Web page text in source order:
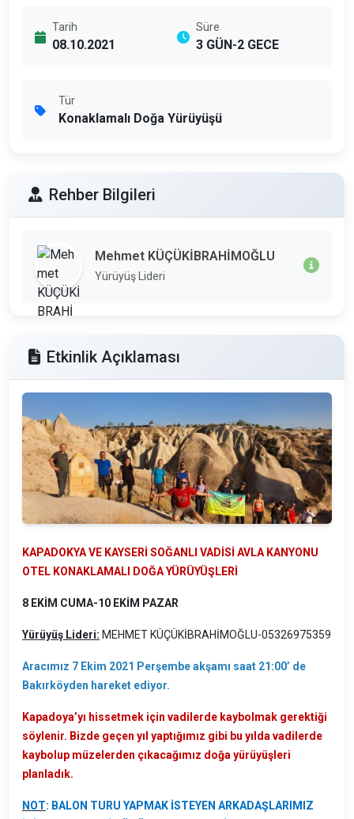
Tarih
08.10.2021
Süre
3 GÜN-2 GECE
Tür
Konaklamalı Doğa Yürüyüşü
Rehber Bilgileri
Mehmet KÜÇÜKİBRAHİMOĞLU
Yürüyüş Lideri
Etkinlik Açıklaması
KAPADOKYA VE KAYSERİ SOĞANLI VADİSİ AVLA KANYONU
OTEL KONAKLAMALI DOĞA YÜRÜYÜŞLERİ
8 EKİM CUMA-10 EKİM PAZAR
Yürüyüş Lideri: MEHMET KÜÇÜKİBRAHİMOĞLU-05326975359
Aracımız 7 Ekim 2021 Perşembe akşamı saat 21:00’ de
Bakırköyden hareket ediyor.
Kapadoya’yı hissetmek için vadilerde kaybolmak gerektiği
söylenir. Bizde geçen yıl yaptığımız gibi bu yılda vadilerde
kaybolup müzelerden çıkacağımız doğa yürüyüşleri
planladık.
NOT: BALON TURU YAPMAK İSTEYEN ARKADAŞLARIMIZ